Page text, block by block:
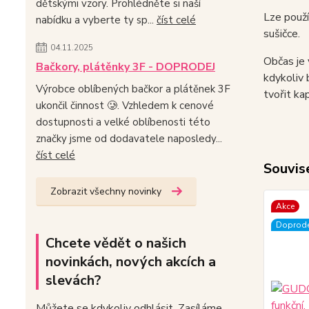
dětskými vzory. Prohlédněte si naší
nabídku a vyberte ty sp... číst celé
04.11.2025
Bačkory, plátěnky 3F - DOPRODEJ
Výrobce oblíbených bačkor a plátěnek 3F
ukončil činnost 🥲. Vzhledem k cenové
dostupnosti a velké oblíbenosti této
značky jsme od dodavatele naposledy...
číst celé
Zobrazit všechny novinky
Chcete vědět o našich
novinkách, nových akcích a
slevách?
Lze
sušičce.
Občas
kdykoliv
tvořit
Akce